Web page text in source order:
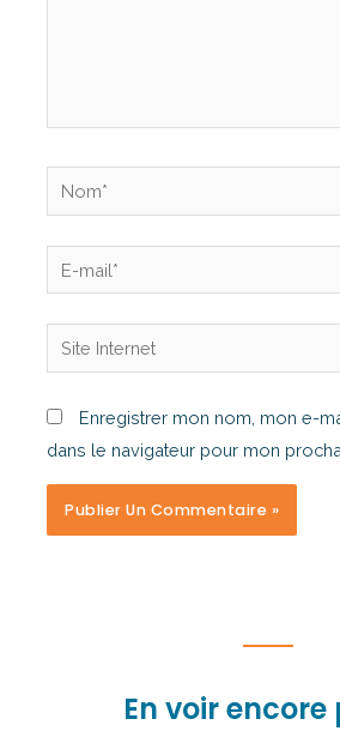
Enregistrer mon nom, mon e-
dans le navigateur pour mon
En voir encore